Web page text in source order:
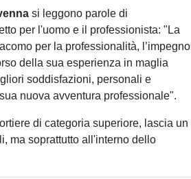
si leggono parole di
per l'uomo e il professionista: "La
per la professionalità, l’impegno
della sua esperienza in maglia
soddisfazioni, personali e
nuova avventura professionale".
di categoria superiore, lascia un
ma soprattutto all'interno dello